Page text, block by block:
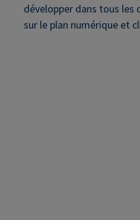
développer dans tous les
sur le plan numérique et